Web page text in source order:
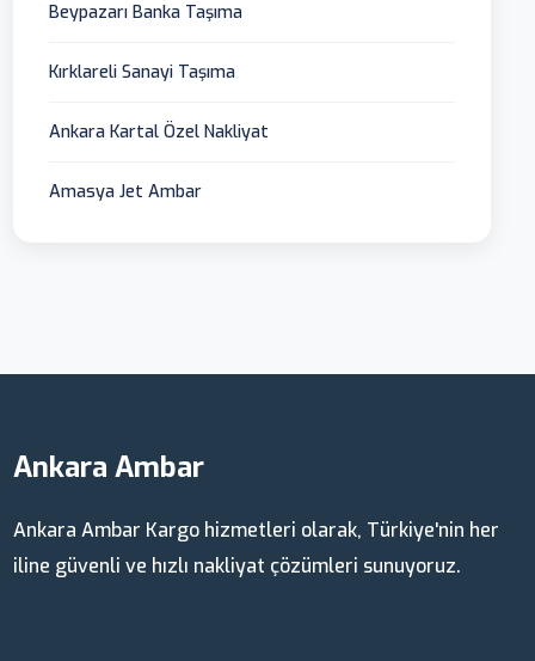
Beypazarı Banka Taşıma
Kırklareli Sanayi Taşıma
Ankara Kartal Özel Nakliyat
Amasya Jet Ambar
Ankara Ambar
Ankara Ambar Kargo hizmetleri olarak, Türkiye'nin her
iline güvenli ve hızlı nakliyat çözümleri sunuyoruz.